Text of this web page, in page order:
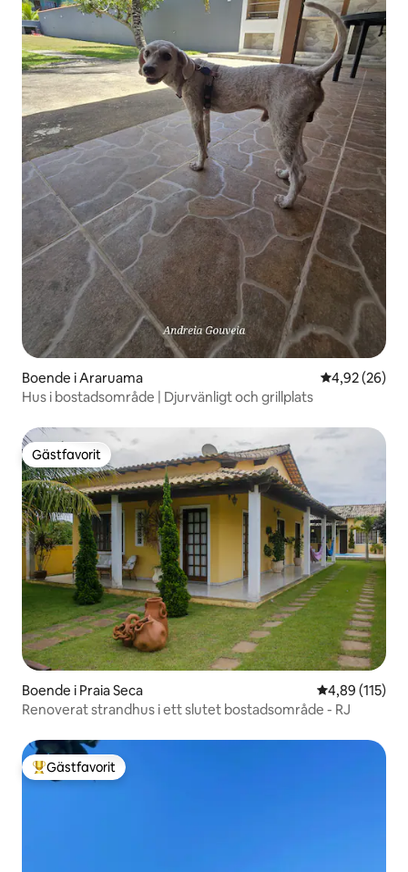
Boende i Araruama 4,92 av 5 i
4,92 (26)
Hus i bostadsområde | Djurvänligt och grillplats
Gästfavorit
Gästfavorit
Boende i Praia Seca 4,89 av 5 i
4,89 (115)
Renoverat strandhus i ett slutet bostadsområde - RJ
Populär gästfavorit
Gästfavorit